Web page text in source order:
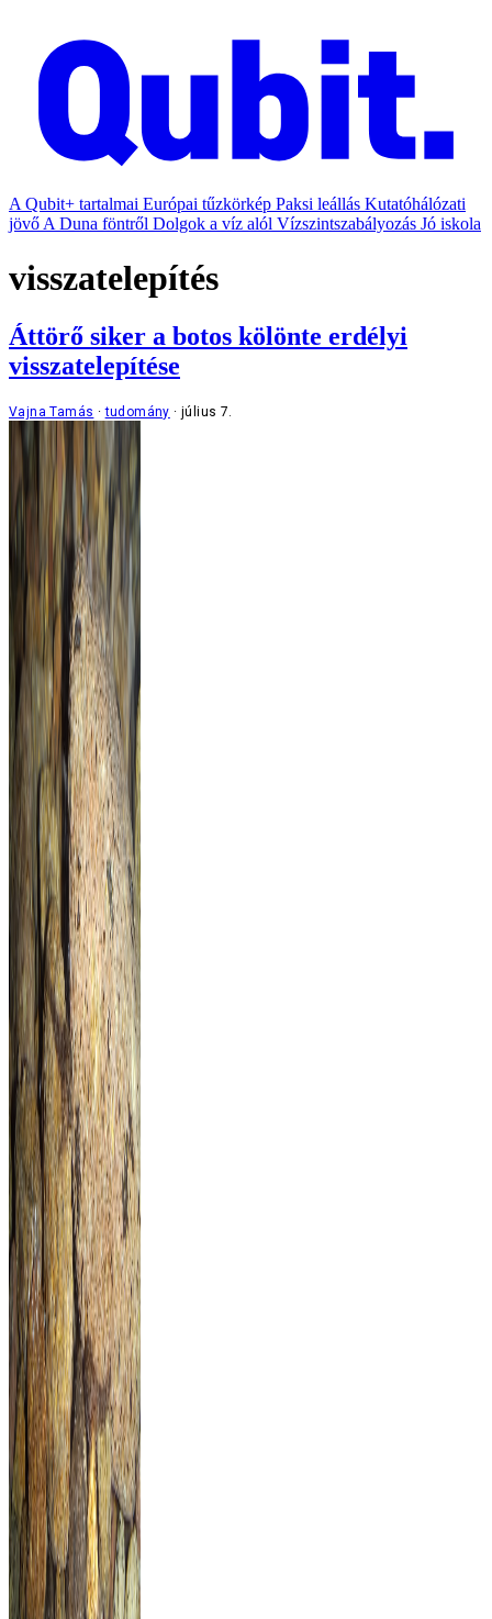
A Qubit+ tartalmai Európai tűzkörkép Paksi leállás Kutatóhálózati
jövő A Duna föntről Dolgok a víz alól Vízszintszabályozás Jó iskola
visszatelepítés
Áttörő siker a botos kölönte erdélyi
visszatelepítése
Vajna Tamás tudomány július 7.